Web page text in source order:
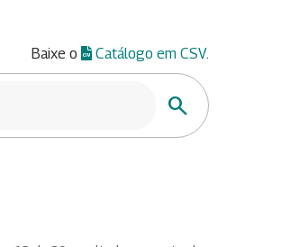
Baixe o Catálogo em CSV.
Buscar